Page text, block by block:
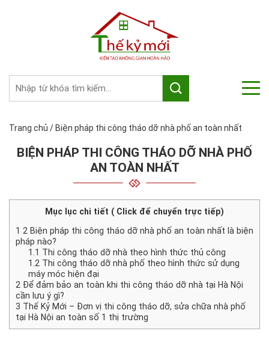
Trang chủ / Biện pháp thi công tháo dỡ nhà phố an toàn nhất
BIỆN PHÁP THI CÔNG THÁO DỠ NHÀ PHỐ
AN TOÀN NHẤT
Mục lục chi tiết ( Click để chuyển trực tiếp)
1 2 Biện pháp thi công tháo dỡ nhà phố an toàn nhất là biện
pháp nào?
1.1 Thi công tháo dỡ nhà theo hình thức thủ công
1.2 Thi công tháo dỡ nhà phố theo hình thức sử dụng
máy móc hiện đại
2 Để đảm bảo an toàn khi thi công tháo dỡ nhà tại Hà Nội
cần lưu ý gì?
3 Thế Kỷ Mới – Đơn vị thi công tháo dỡ, sửa chữa nhà phố
tại Hà Nội an toàn số 1 thị trường